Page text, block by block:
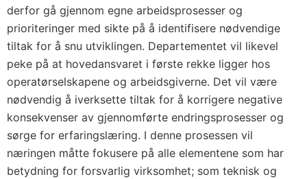
derfor gå gjennom egne arbeidsprosesser og
prioriteringer med sikte på å identifisere nødvendige
tiltak for å snu utviklingen. Departementet vil likevel
peke på at hovedansvaret i første rekke ligger hos
operatørselskapene og arbeidsgiverne. Det vil være
nødvendig å iverksette tiltak for å korrigere negative
konsekvenser av gjennomførte endringsprosesser og
sørge for erfaringslæring. I denne prosessen vil
næringen måtte fokusere på alle elementene som har
betydning for forsvarlig virksomhet; som teknisk og